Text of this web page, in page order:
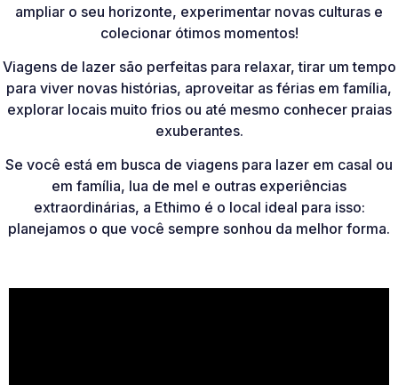
ampliar o seu horizonte, experimentar novas culturas e
colecionar ótimos momentos!
Viagens de lazer são perfeitas para relaxar, tirar um tempo
para viver novas histórias, aproveitar as férias em família,
explorar locais muito frios ou até mesmo conhecer praias
exuberantes.
Se você está em busca de viagens para lazer em casal ou
em família, lua de mel e outras experiências
extraordinárias, a Ethimo é o local ideal para isso:
planejamos o que você sempre sonhou da melhor forma.